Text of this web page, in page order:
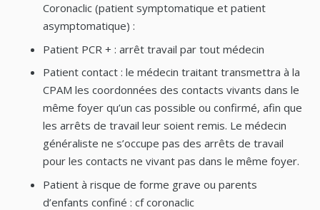
Coronaclic (patient symptomatique et patient
asymptomatique) :
Patient PCR + : arrêt travail par tout médecin
Patient contact : le médecin traitant transmettra à la
CPAM les coordonnées des contacts vivants dans le
même foyer qu’un cas possible ou confirmé, afin que
les arrêts de travail leur soient remis. Le médecin
généraliste ne s’occupe pas des arrêts de travail
pour les contacts ne vivant pas dans le même foyer.
Patient à risque de forme grave ou parents
d’enfants confiné : cf coronaclic